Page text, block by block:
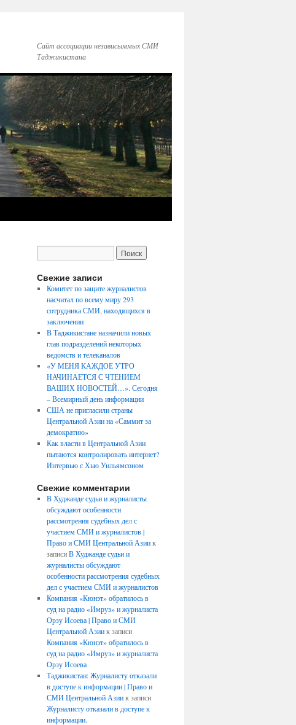
Сайт ассоциации независыммых СМИ
Таджикистана
Свежие записи
Комитет по защите журналистов
насчитал по всему миру 293
сотрудника СМИ, находящихся в
заключении
В Таджикистане назначили новых
глав подразделений некоторых
ведомств и телеканалов
«У МЕНЯ КАЖДОЕ УТРО
НАЧИНАЕТСЯ С ЧТЕНИЕМ
ВАШИХ НОВОСТЕЙ…». Сегодня
– Всемирный день информации
США не пригласили страны
Центральной Азии на «Саммит за
демократию»
Как власти в Центральной Азии
пытаются контролировать интернет?
Интервью с Хью Уильямсоном
Свежие комментарии
В Худжанде судьи и журналисты
обсуждают особенности
рассмотрения судебных дел с
участием СМИ и журналистов |
Право и СМИ Центральной Азиик
записиВ Худжанде судьи и
журналисты обсуждают
особенности рассмотрения судебных
дел с участием СМИ и журналистов
Компания «Кюнэт» обратилось в
суд на радио «Имруз» и журналиста
Орзу Исоева | Право и СМИ
Центральной Азиик записи
Компания «Кюнэт» обратилось в
суд на радио «Имруз» и журналиста
Орзу Исоева
Таджикистан: Журналисту отказали
в доступе к информации | Право и
СМИ Центральной Азиик записи
Журналисту отказали в доступе к
информации.